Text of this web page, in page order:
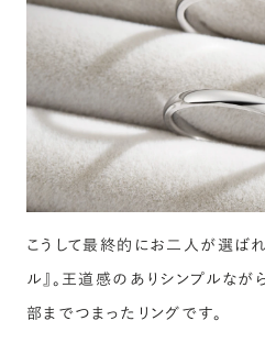
こうして最終的にお二人が選ば
ル』。王道感のありシンプルなが
部までつまったリングです。